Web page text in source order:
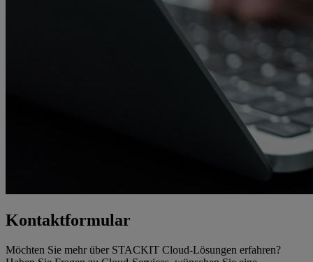
Kontaktformular
Möchten Sie mehr über STACKIT Cloud-Lösungen erfahren?